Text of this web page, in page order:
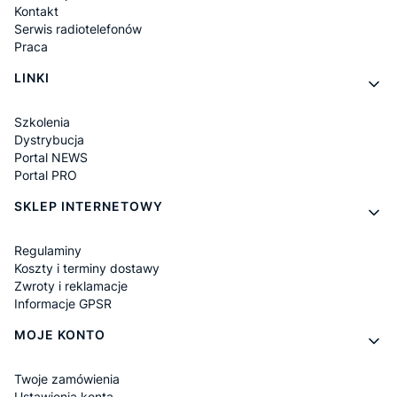
Kontakt
Serwis radiotelefonów
Praca
LINKI
Szkolenia
Dystrybucja
Portal NEWS
Portal PRO
SKLEP INTERNETOWY
Regulaminy
Koszty i terminy dostawy
Zwroty i reklamacje
Informacje GPSR
MOJE KONTO
Twoje zamówienia